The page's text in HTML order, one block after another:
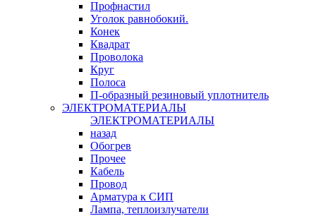
Профнастил
Уголок равнобокий.
Конек
Квадрат
Проволока
Круг
Полоса
П-образный резиновый уплотнитель
ЭЛЕКТРОМАТЕРИАЛЫ
ЭЛЕКТРОМАТЕРИАЛЫ
назад
Обогрев
Прочее
Кабель
Провод
Арматура к СИП
Лампа, теплоизлучатели